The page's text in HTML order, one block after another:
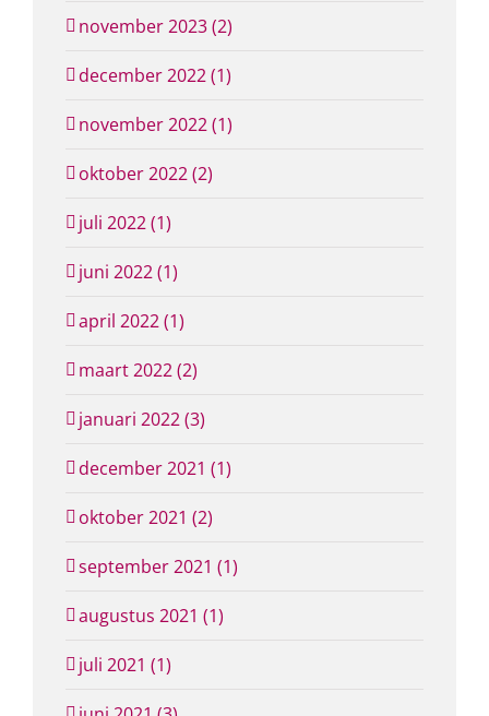
november 2023 (2)
december 2022 (1)
november 2022 (1)
oktober 2022 (2)
juli 2022 (1)
juni 2022 (1)
april 2022 (1)
maart 2022 (2)
januari 2022 (3)
december 2021 (1)
oktober 2021 (2)
september 2021 (1)
augustus 2021 (1)
juli 2021 (1)